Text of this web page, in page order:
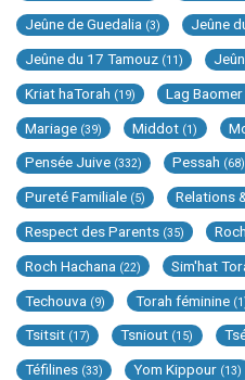
Jeûne de Guedalia (3) Jeûne
Jeûne du 17 Tamouz (11)
Kriat haTorah (19) Lag Baomer
Mariage (39) Middot (1)
Pensée Juive (332) Pessah (68)
Pureté Familiale (5) Relations
Respect des Parents (35)
Roch Hachana (22) Sim'hat
Techouva (9) Torah féminine
Tsitsit (17) Tsniout (15)
Téfilines (33) Yom Kippour (13)